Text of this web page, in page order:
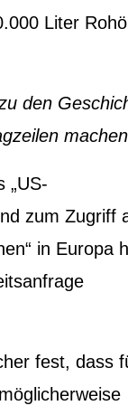
Liter Rohöl
den
„US-
zum Zugriff
in Europa
fest, dass